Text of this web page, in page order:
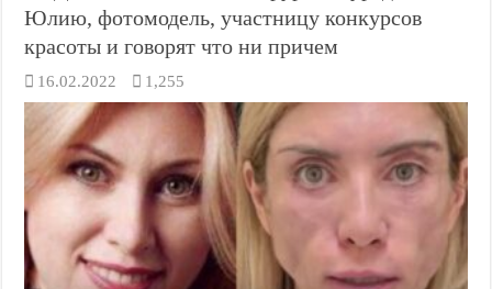
Юлию, фотомодель, участницу конкурсов
красоты и говорят что ни причем
16.02.2022 1,255